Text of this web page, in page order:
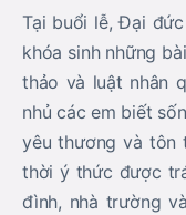
Tại buổi lễ, Đại
khóa sinh những
thảo và luật nhân
nhủ các em biết
yêu thương và tôn
thời ý thức được
đình, nhà trường